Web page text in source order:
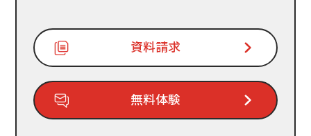
資料請求
無料体験